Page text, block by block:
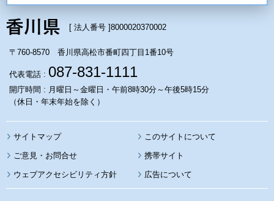
[ 法人番号 ]8000020370002
〒760-8570 香川県高松市番町四丁目1番10号
代表電話 : 087-831-1111
開庁時間 : 月曜日～金曜日・午前8時30分～午後5時15分
（休日・年末年始を除く）
サイトマップ このサイトについて
携帯サイト
ウェブアクセシビリティ方針 広告について